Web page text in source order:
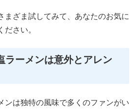
まざま試してみて、あなたのお気に
ださい。
ラーメンは意外とアレン
ンは独特の風味で多くのファンがい